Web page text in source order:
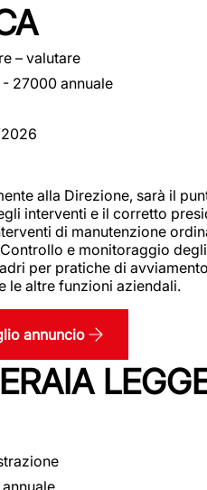
– valutare
27000 annuale
alla Direzione, sarà il
interventi e il corretto
di manutenzione
e monitoraggio
per pratiche di
le altre funzioni aziendali.
annuncio